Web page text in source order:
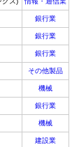
銀行業
銀行業
銀行業
その他製品
機械
銀行業
機械
建設業